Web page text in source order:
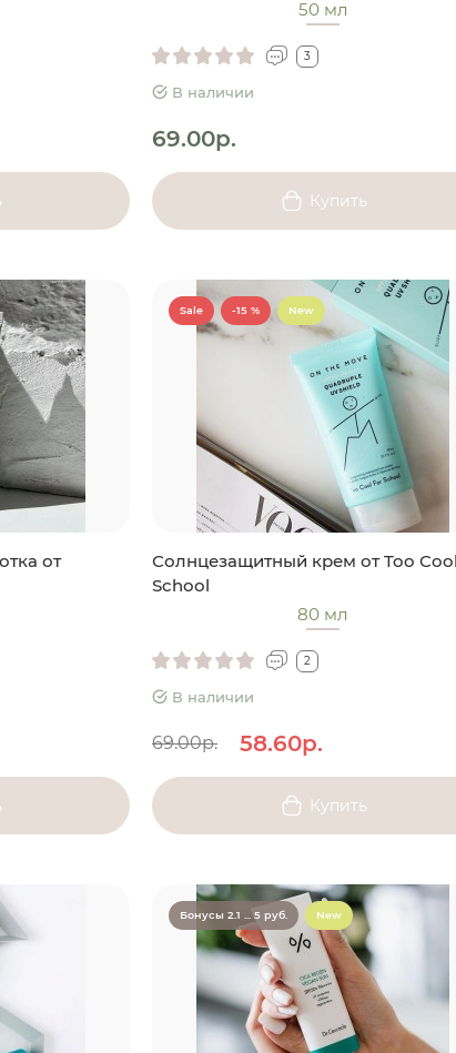
50 мл
3
В наличии
69.00р.
Купить
от
Sale -15 % New
Солнцезащитный крем от Too
School
80 мл
2
В наличии
69.00р. 58.60р.
Купить
Бонусы 2.1 ... 5 руб. New